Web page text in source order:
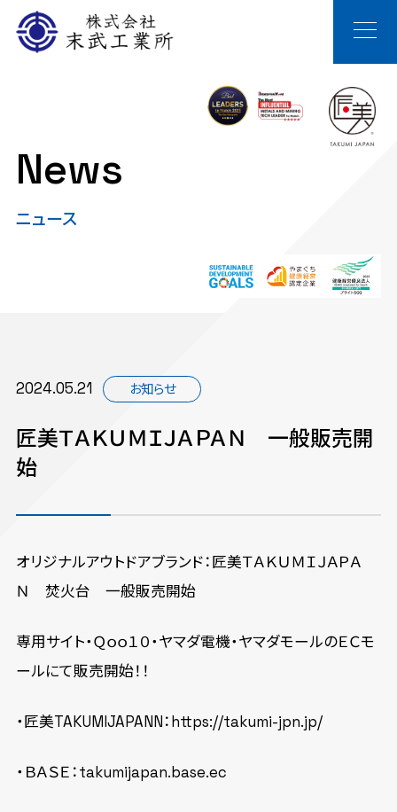
News
ニュース
2024.05.21 お知らせ
匠美ＴＡＫＵＭＩＪＡＰＡＮ 一般販売開
始
オリジナルアウトドアブランド：匠美ＴＡＫＵＭＩＪＡＰＡ
Ｎ 焚火台 一般販売開始
専用サイト・Ｑｏｏ１０・ヤマダ電機・ヤマダモールのＥＣモ
ールにて販売開始！！
・匠美TAKUMIJAPANN：https://takumi-jpn.jp/
・ＢＡＳＥ：takumijapan.base.ec